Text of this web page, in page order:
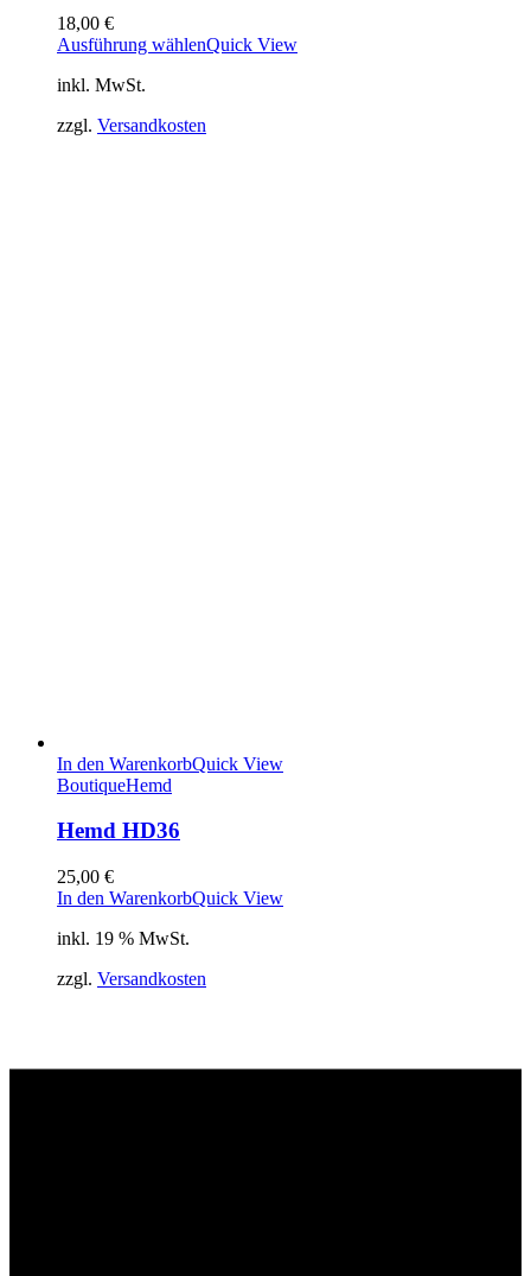
18,00 €
Ausführung wählenQuick View
inkl. MwSt.
zzgl. Versandkosten
In den WarenkorbQuick View
BoutiqueHemd
Hemd HD36
25,00 €
In den WarenkorbQuick View
inkl. 19 % MwSt.
zzgl. Versandkosten